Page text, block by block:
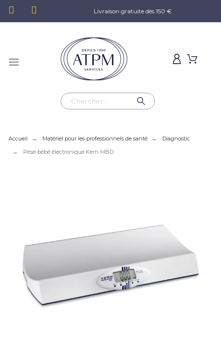
Livraison gratuite dès 150 €
Accueil Matériel pour les professionnels de santé
Diagnostic
Pèse-bébé électronique Kern MBD